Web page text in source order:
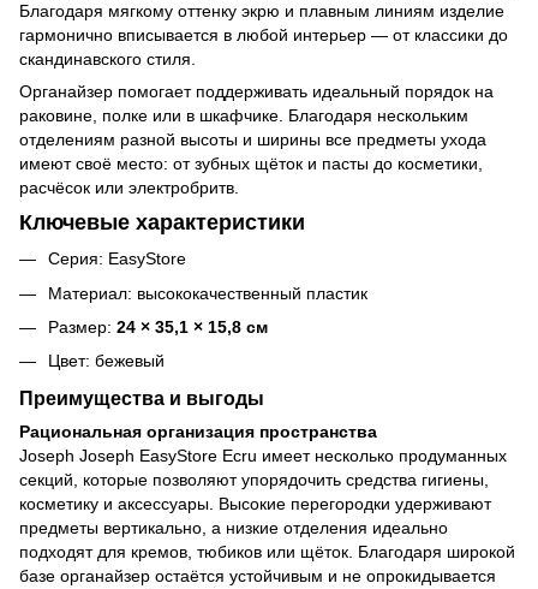
Благодаря мягкому оттенку экрю и плавным линиям изделие
гармонично вписывается в любой интерьер — от классики до
скандинавского стиля.
Органайзер помогает поддерживать идеальный порядок на
раковине, полке или в шкафчике. Благодаря нескольким
отделениям разной высоты и ширины все предметы ухода
имеют своё место: от зубных щёток и пасты до косметики,
расчёсок или электробритв.
Ключевые характеристики
Серия: EasyStore
Материал: высококачественный пластик
Размер: 24 × 35,1 × 15,8 см
Цвет: бежевый
Преимущества и выгоды
Рациональная организация пространства
Joseph Joseph EasyStore Ecru имеет несколько продуманных
секций, которые позволяют упорядочить средства гигиены,
косметику и аксессуары. Высокие перегородки удерживают
предметы вертикально, а низкие отделения идеально
подходят для кремов, тюбиков или щёток. Благодаря широкой
базе органайзер остаётся устойчивым и не опрокидывается